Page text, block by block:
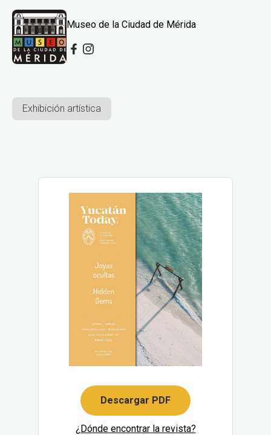
Museo de la Ciudad de Mérida
Exhibición artística
Descargar PDF
¿Dónde encontrar la revista?